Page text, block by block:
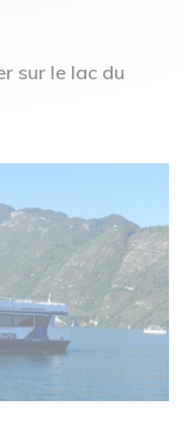
sur le lac du